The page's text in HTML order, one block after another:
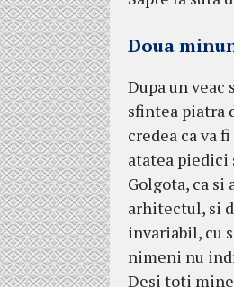
Doua
Dupa un
sfintea piatra
credea ca va
atatea piedici
Golgota, ca
arhitectul, si
invariabil, cu
nimeni nu
Desi toti